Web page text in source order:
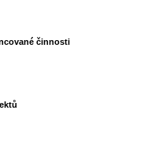
činnosti